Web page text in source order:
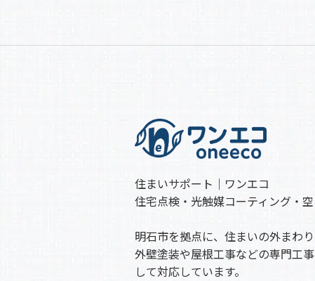
e
o
k
住まいサポート｜ワンエコ
住宅点検・光触媒コーティング・
明石市を拠点に、住まいの外まわ
外壁塗装や屋根工事などの専門工
して対応しています。